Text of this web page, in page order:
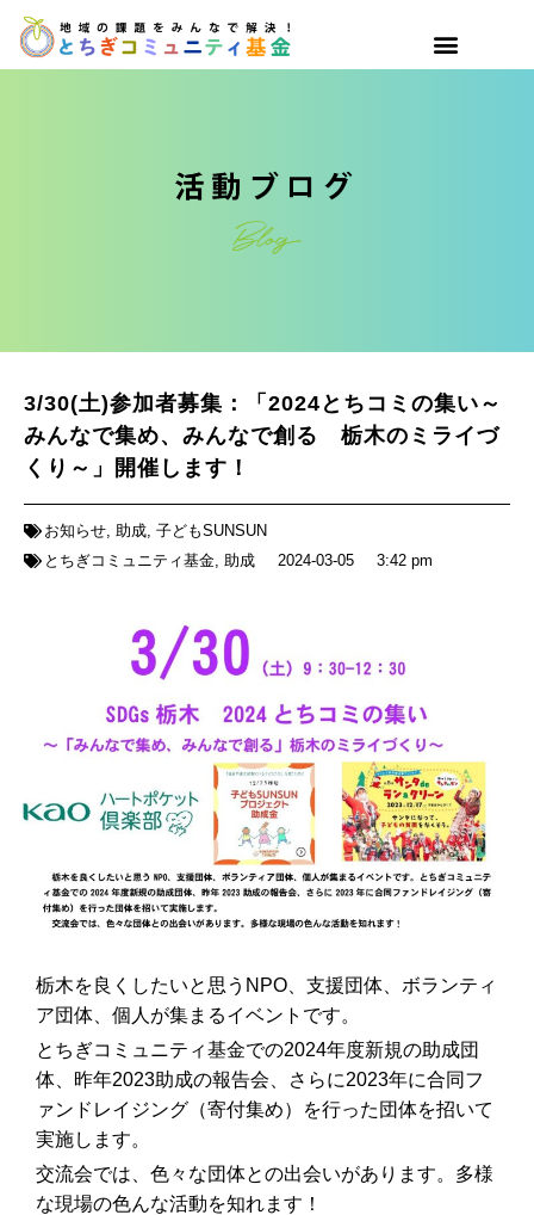
3/30(土)参加者募集：「2024とちコミの集い～
みんなで集め、みんなで創る 栃木のミライづ
くり～」開催します！
お知らせ, 助成, 子どもSUNSUN
とちぎコミュニティ基金, 助成 2024-03-05 3:42 pm
栃木を良くしたいと思うNPO、支援団体、ボランティ
ア団体、個人が集まるイベントです。
とちぎコミュニティ基金での2024年度新規の助成団
体、昨年2023助成の報告会、さらに2023年に合同フ
ァンドレイジング（寄付集め）を行った団体を招いて
実施します。
交流会では、色々な団体との出会いがあります。多様
な現場の色んな活動を知れます！